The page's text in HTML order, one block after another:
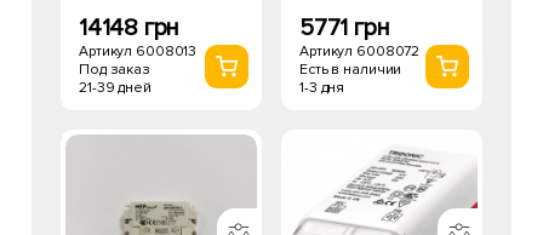
14148 грн
Артикул 6008013
Под заказ
21-39 дней
5771 грн
Артикул 6008072
Есть в наличии
1-3 дня